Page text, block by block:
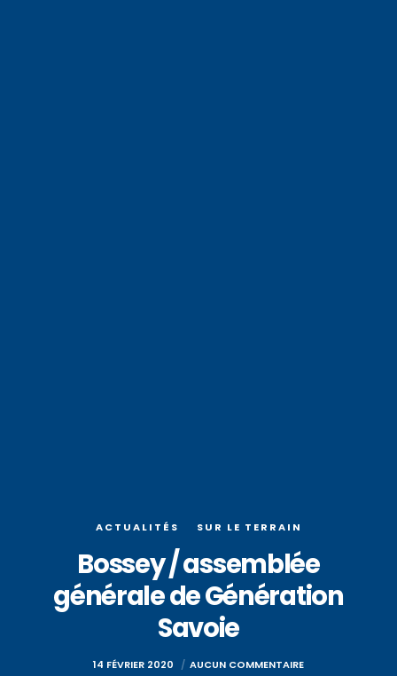
ACTUALITÉS SUR LE TERRAIN
Bossey / assemblée
générale de Génération
Savoie
14 FÉVRIER 2020 AUCUN COMMENTAIRE